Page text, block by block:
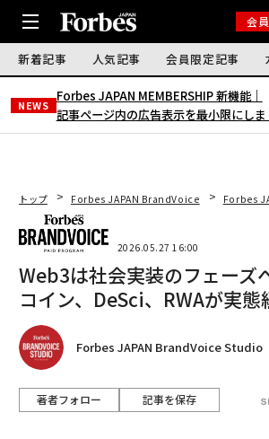
会
新着記事 人気記事 会員限定記事
NEWS
Forbes JAPAN MEMBERSHIP 新機能｜
記事ページ内の広告表示を最小限にしま
トップ Forbes JAPAN BrandVoice Forbes
2026.05.27 16:00
Web3は社会実装のフェーズへ
コイン、DeSci、RWAが実
Forbes JAPAN BrandVoice Studio
著者フォロー 記事を保存